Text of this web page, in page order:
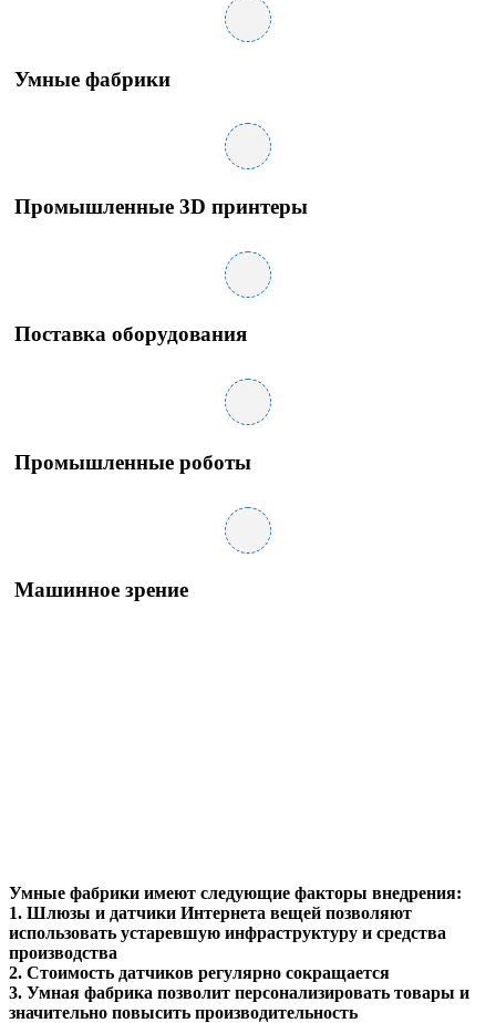
Умные фабрики
Промышленные 3D принтеры
Поставка оборудования
Промышленные роботы
Машинное зрение
Умные фабрики имеют следующие факторы внедрения:
1. Шлюзы и датчики Интернета вещей позволяют
использовать устаревшую инфраструктуру и средства
производства
2. Стоимость датчиков регулярно сокращается
3. Умная фабрика позволит персонализировать товары и
значительно повысить производительность